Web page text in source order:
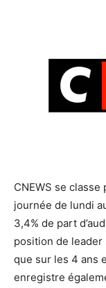
CNEWS se
journée de lundi
3,4% de part
position de leader
que sur les 4 ans
enregistre